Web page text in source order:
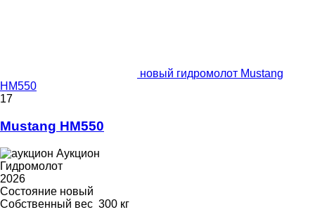
новый гидромолот Mustang
HM550
17
Mustang HM550
Аукцион
Гидромолот
2026
Состояние новый
Собственный вес 300 кг